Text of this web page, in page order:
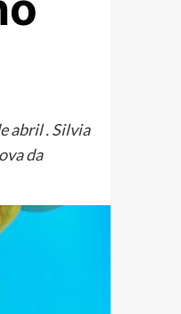
abril . Silvia
da